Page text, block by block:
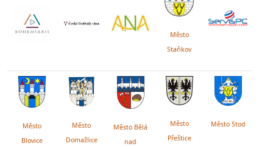
Město
Staňkov
Město
Blovice
Město
Domažlice
Město Bělá
nad
Město
Přeštice
Město Stod